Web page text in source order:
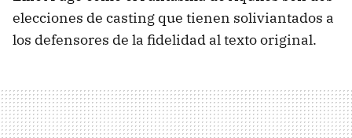
elecciones de casting que tienen soliviantados a
los defensores de la fidelidad al texto original.